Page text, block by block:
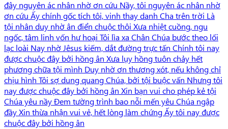
đây nguyên ác nhân nhờ ơn cứu Nầy, tôi nguyên ác nhân nhờ
ơn cứu Ấy chính gốc tích tôi, vinh thay danh Cha trên trời Là
tội nhân duy nhờ ân điển chuộc thôi Xưa nhiệt cuồng, ngu
ngốc, tâm linh vốn hư hoại Tôi lìa xa Chân Chúa bước theo lối
lạc loài Nay nhờ Jêsus kiếm, dắt đường trực tấn Chính tôi nay
được chuộc đây bởi hồng ân Xưa lụy hồng tuôn chảy hết
phương chữa tội mình Duy nhờ ơn thương xót, nếu không chỉ
chịu hình Tôi sợ dung quang Chúa, bởi tội buộc vấn Nhưng tôi
nay được chuộc đây bởi hồng ân Xin bạn vui cho phép kẻ tội
Chúa yêu nầy Đem tường trình bao nỗi mến yêu Chúa ngập
đầy Xin thừa nhận vui vẻ, hết lòng làm chứng Ấy tôi nay được
chuộc đây bởi hồng ân